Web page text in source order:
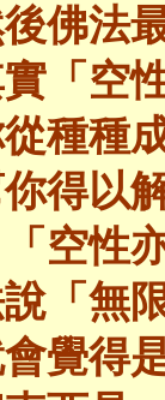
佛法
「空
種種
得以
空性
「無
覺得